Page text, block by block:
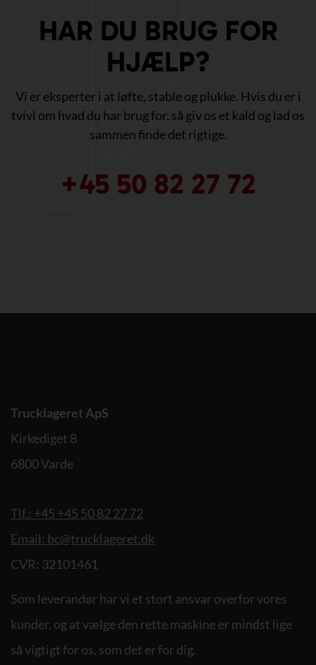
HAR DU BRUG FOR
HJÆLP?
Vi er eksperter i at løfte, stable og plukke. Hvis du er i
tvivl om hvad du har brug for, så giv os et kald og lad os
sammen finde det rigtige.
+45 50 82 27 72
Trucklageret ApS
Kirkediget 8
6800 Varde
Tlf.: +45 +45 50 82 27 72
Email: bc@trucklageret.dk
CVR: 32101461
Som leverandør har vi et stort ansvar overfor vores
kunder, og at vælge den rette maskine er mindst lige
så vigtigt for os, som det er for dig.